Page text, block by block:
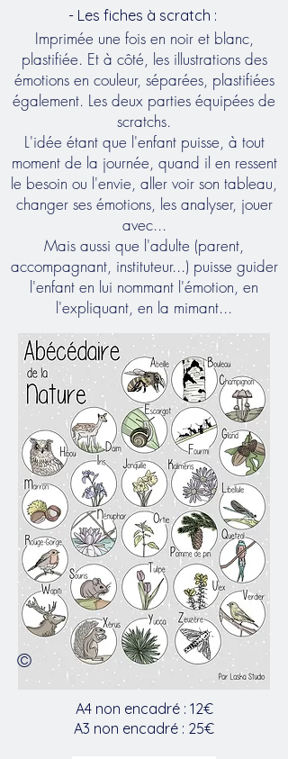
- Les fiches à scratch :
Imprimée une fois en noir et blanc,
plastifiée. Et à côté, les illustrations des
émotions en couleur, séparées, plastifiées
également. Les deux parties équipées de
scratchs.
L'idée étant que l'enfant puisse, à tout
moment de la journée, quand il en ressent
le besoin ou l'envie, aller voir son tableau,
changer ses émotions, les analyser, jouer
avec...
Mais aussi que l'adulte (parent,
accompagnant, instituteur...) puisse guider
l'enfant en lui nommant l'émotion, en
l'expliquant, en la mimant...
©
A4 non encadré : 12€
A3 non encadré : 25€